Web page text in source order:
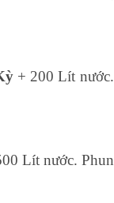
+ 200 Lít nước.
Lít nước. Phun